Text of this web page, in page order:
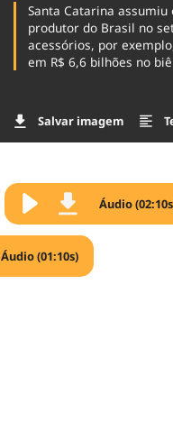
Santa Catarina
produtor do Brasil no
acessórios, por
em R$ 6,6 bilhões no
Salvar imagem
Áudio
Áudio (01:10s)